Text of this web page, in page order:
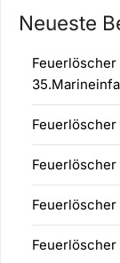
Neueste
Feuerlöscher
Feuerlöscher
Feuerlöscher